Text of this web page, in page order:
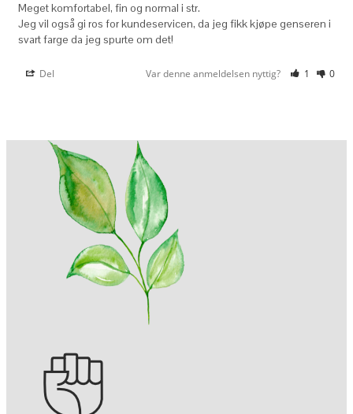
Meget komfortabel, fin og normal i str.
Jeg vil også gi ros for kundeservicen, da jeg fikk kjøpe genseren i
Del Var denne anmeldelsen nyttig? 1 0